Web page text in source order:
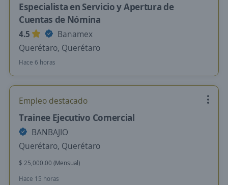
Especialista en Servicio y Apertura de
Cuentas de Nómina
4.5
Banamex
Querétaro, Querétaro
Hace 6 horas
Empleo destacado
Trainee Ejecutivo Comercial
BANBAJIO
Querétaro, Querétaro
$ 25,000.00 (Mensual)
Hace 15 horas